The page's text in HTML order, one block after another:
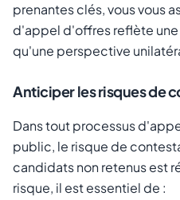
prenantes clés, vous vous
d'appel d'offres reflète
qu'une perspective
Anticiper les risques de
Dans tout processus
public, le risque de
candidats non retenus est
risque, il est essentiel de :